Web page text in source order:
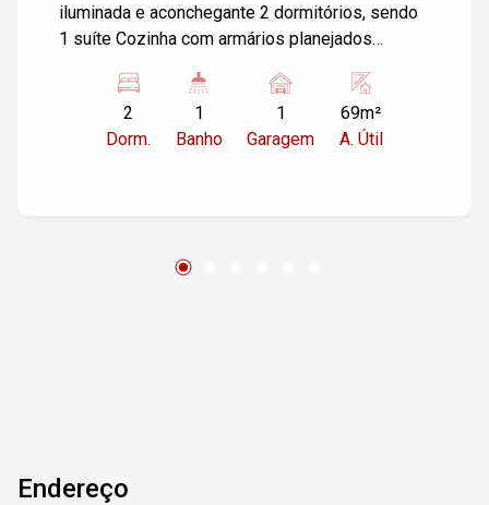
iluminada e aconchegante 2 dormitórios, sendo
1 suíte Cozinha com armários planejados
serviço prática 1 vaga de garagem coberta
Aceita financiamento, facilitando a sua
aquisição! Não perca essa chance de viver com
2
Dorm.
1
Banho
1
Garagem
69m²
A. Útil
Endereço